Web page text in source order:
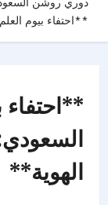
**احتفاء بيوم
الهوية**